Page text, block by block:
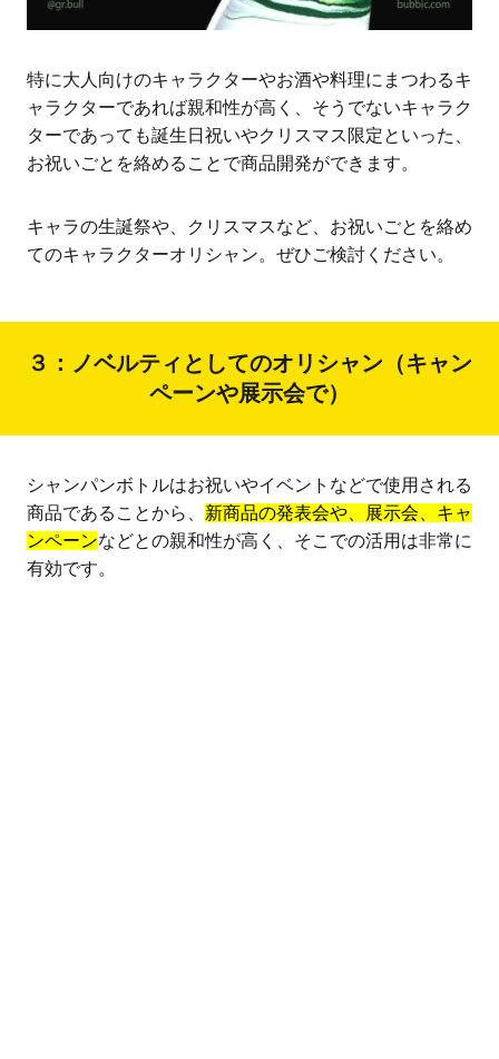
特に大人向けのキャラクターやお酒や料理にまつわるキ
ャラクターであれば親和性が高く、そうでないキャラク
ターであっても誕生日祝いやクリスマス限定といった、
お祝いごとを絡めることで商品開発ができます。
キャラの生誕祭や、クリスマスなど、お祝いごとを絡め
てのキャラクターオリシャン。ぜひご検討ください。
３：ノベルティとしてのオリシャン（キャン
ペーンや展示会で）
シャンパンボトルはお祝いやイベントなどで使用される
商品であることから、 新商品の発表会や、展示会、キャ
ンペーンなどとの親和性が高く、そこでの活用は非常に
有効です。